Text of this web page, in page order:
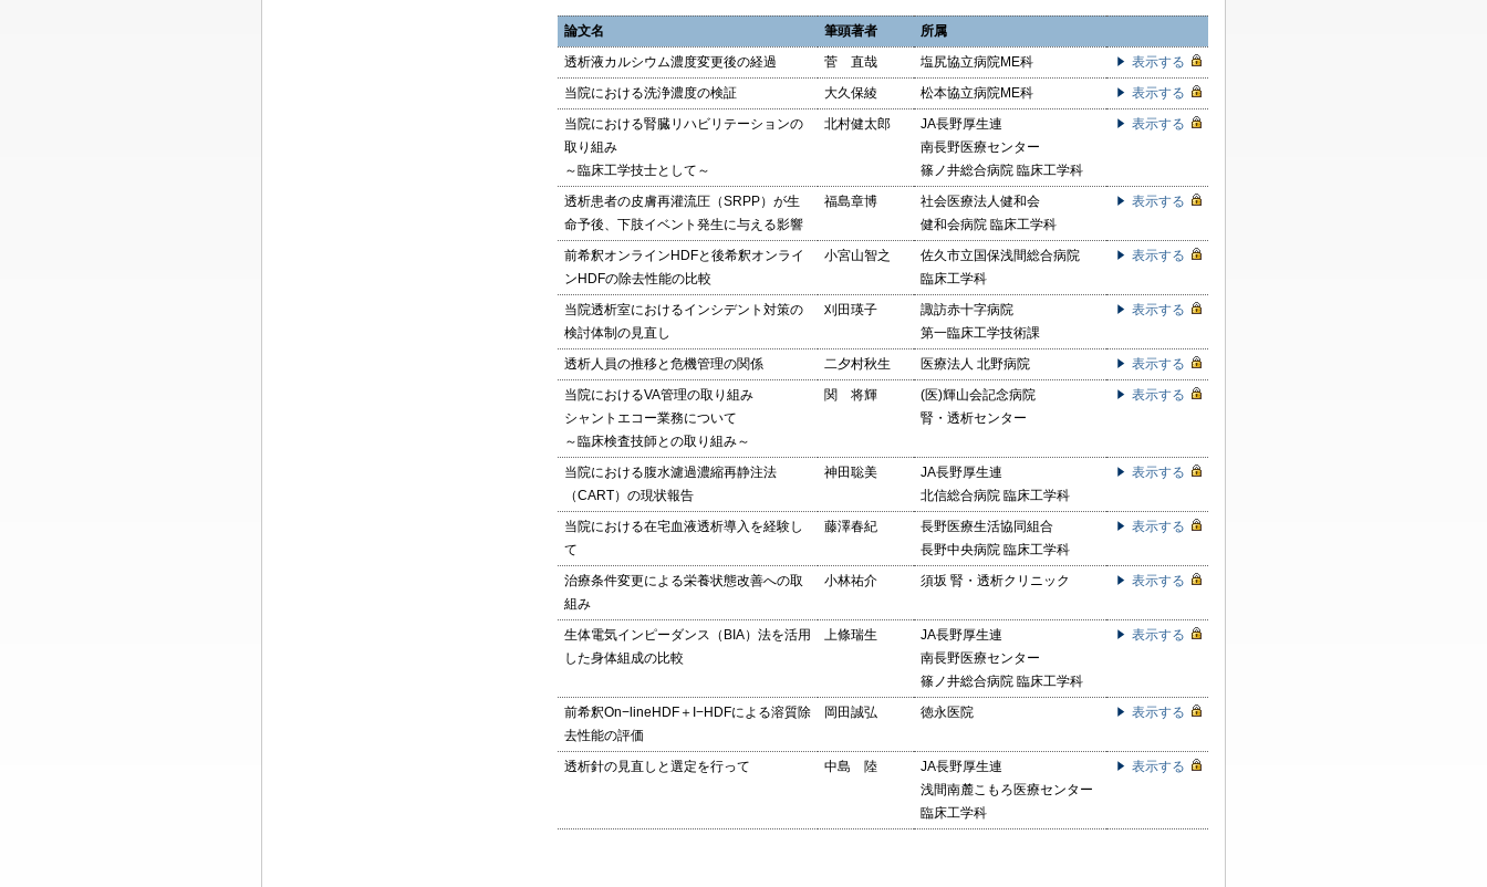
論文名 筆頭著者
所属
透析液カルシウム濃度変更後の経過
菅 直哉 塩尻協立病院ME科
表示する
当院における洗浄濃度の検証
大久保綾 松本協立病院ME科
表示する
当院における腎臓リハビリテーションの
取り組み
～臨床工学技士として～
北村健太郎
JA長野厚生連
南長野医療センター
篠ノ井総合病院 臨床工学科
表示する
透析患者の皮膚再灌流圧（SRPP）が生
命予後、下肢イベント発生に与える影響
福島章博
社会医療法人健和会
健和会病院 臨床工学科
表示する
前希釈オンラインHDFと後希釈オンライ
ンHDFの除去性能の比較
小宮山智之
佐久市立国保浅間総合病院
臨床工学科
表示する
当院透析室におけるインシデント対策の
検討体制の見直し
刈田瑛子
諏訪赤十字病院
第一臨床工学技術課
表示する
透析人員の推移と危機管理の関係 二夕村秋生 医療法人 北野病院
表示する
当院におけるVA管理の取り組み
シャントエコー業務について
～臨床検査技師との取り組み～
関 将輝
(医)輝山会記念病院
腎・透析センター
表示する
当院における腹水濾過濃縮再静注法
（CART）の現状報告
神田聡美
JA長野厚生連
北信総合病院 臨床工学科
表示する
当院における在宅血液透析導入を経験し
て
藤澤春紀
長野医療生活協同組合
長野中央病院 臨床工学科
表示する
治療条件変更による栄養状態改善への取
組み
小林祐介 須坂 腎・透析クリニック 表示する
生体電気インピーダンス（BIA）法を活用
した身体組成の比較
上條瑞生
JA長野厚生連
南長野医療センター
篠ノ井総合病院 臨床工学科
表示する
前希釈On−lineHDF＋I−HDFによる溶質除
去性能の評価
岡田誠弘 徳永医院 表示する
透析針の見直しと選定を行って 中島 陸
JA長野厚生連
浅間南麓こもろ医療センター
臨床工学科
表示する